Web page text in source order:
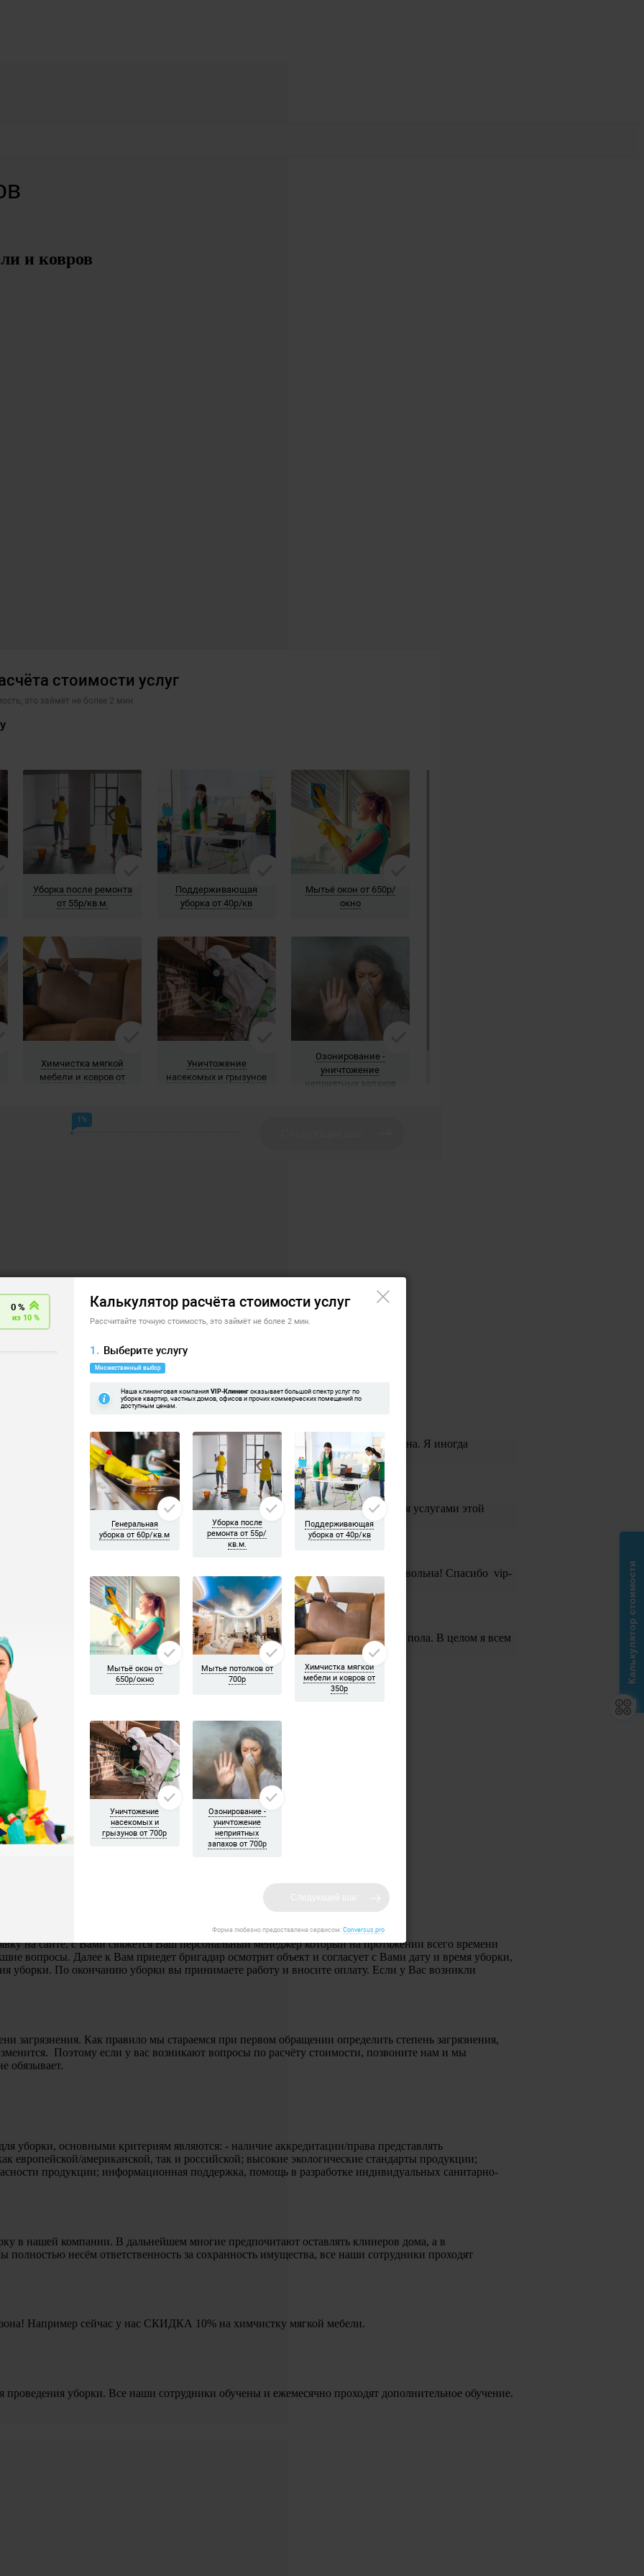
и ковров
приехала бригада из трёх девушек. Если не ошибаюсь Елена, Ольга и Галина. Я иногда
другу не мешают, всем довольна! Спасибо)
потом оценили свои возможности и масштаб работ и решили воспользоваться услугами этой
между плитами убрали. И конечно же панорамные окна помыли. Я очень довольна! Спасибо vip-
уборку. Ребята убрали всю пыль, помыли розетки, отчистили шпаклевку с пола. В целом я всем
на сайте, с Вами свяжется Ваш персональный менеджер который на протяжении всего времени
вопросы. Далее к Вам приедет бригадир осмотрит объект и согласует с Вами дату и время уборки,
уборки. По окончанию уборки вы принимаете работу и вносите оплату. Если у Вас возникли
загрязнения. Как правило мы стараемся при первом обращении определить степень загрязнения,
Поэтому если у вас возникают вопросы по расчёту стоимости, позвоните нам и мы
обязывает.
уборки, основными критериям являются: - наличие аккредитации/права представлять
европейской/американской, так и российской; высокие экологические стандарты продукции;
продукции; информационная поддержка, помощь в разработке индивидуальных санитарно-
в нашей компании. В дальнейшем многие предпочитают оставлять клинеров дома, а в
несём ответственность за сохранность имущества, все наши сотрудники проходят
Например сейчас у нас СКИДКА 10% на химчистку мягкой мебели.
уборки. Все наши сотрудники обучены и ежемесячно проходят дополнительное обучение.
Калькулятор стоимости